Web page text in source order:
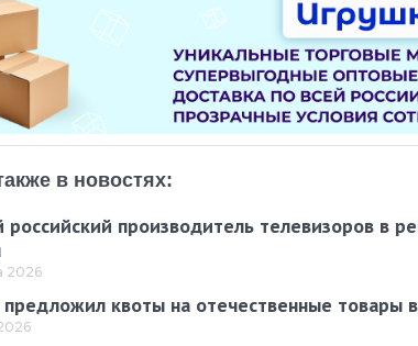
в новостях:
российский производитель телевизоров в
2026
квоты на отечественные товары